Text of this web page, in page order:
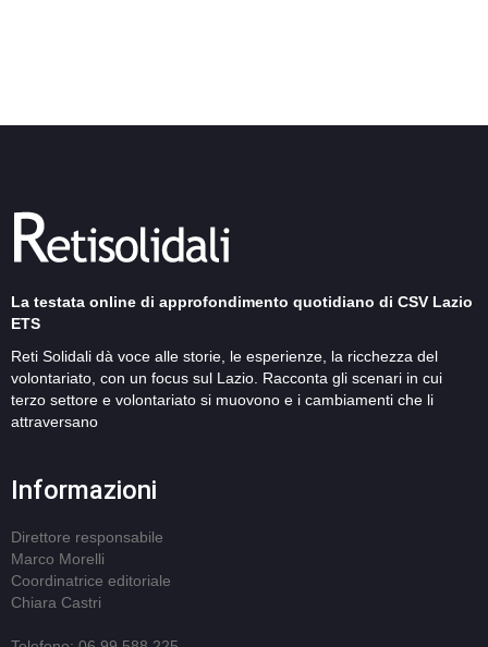
La testata online di approfondimento quotidiano di CSV Lazio
ETS
Reti Solidali dà voce alle storie, le esperienze, la ricchezza del
volontariato, con un focus sul Lazio. Racconta gli scenari in cui
terzo settore e volontariato si muovono e i cambiamenti che li
attraversano
Informazioni
Direttore responsabile
Marco Morelli
Coordinatrice editoriale
Chiara Castri